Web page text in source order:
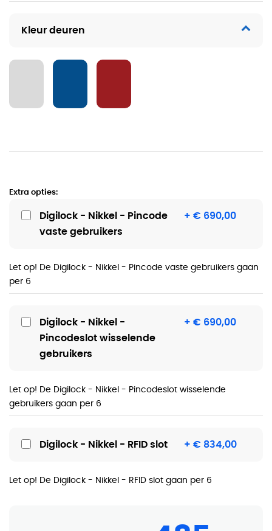
Kleur deuren
Extra opties:
Digilock - Nikkel - Pincode
vaste gebruikers
+ € 690,00
Let op! De Digilock - Nikkel - Pincode vaste gebruikers gaan
per 6
Digilock - Nikkel -
Pincodeslot wisselende
gebruikers
+ € 690,00
Let op! De Digilock - Nikkel - Pincodeslot wisselende
gebruikers gaan per 6
Digilock - Nikkel - RFID slot + € 834,00
Let op! De Digilock - Nikkel - RFID slot gaan per 6